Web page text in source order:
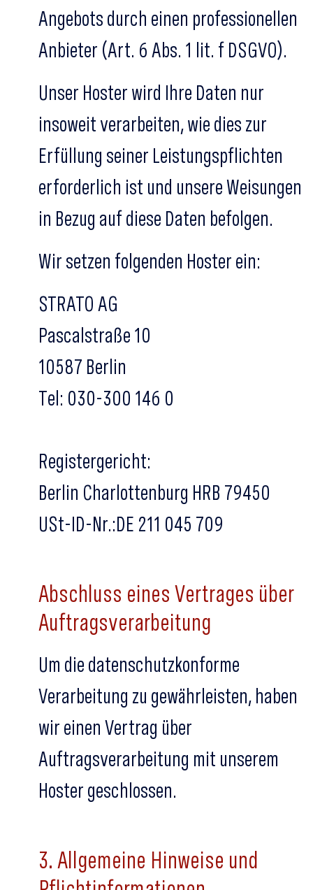
Angebots durch einen professionellen
Anbieter (Art. 6 Abs. 1 lit. f DSGVO).
Unser Hoster wird Ihre Daten nur
insoweit verarbeiten, wie dies zur
Erfüllung seiner Leistungspflichten
erforderlich ist und unsere Weisungen
in Bezug auf diese Daten befolgen.
Wir setzen folgenden Hoster ein:
STRATO AG
Pascalstraße 10
10587 Berlin
Tel: 030-300 146 0
Registergericht:
Berlin Charlottenburg HRB 79450
USt-ID-Nr.:DE 211 045 709
Abschluss eines Vertrages über
Auftragsverarbeitung
Um die datenschutzkonforme
Verarbeitung zu gewährleisten, haben
wir einen Vertrag über
Auftragsverarbeitung mit unserem
Hoster geschlossen.
3. Allgemeine Hinweise und